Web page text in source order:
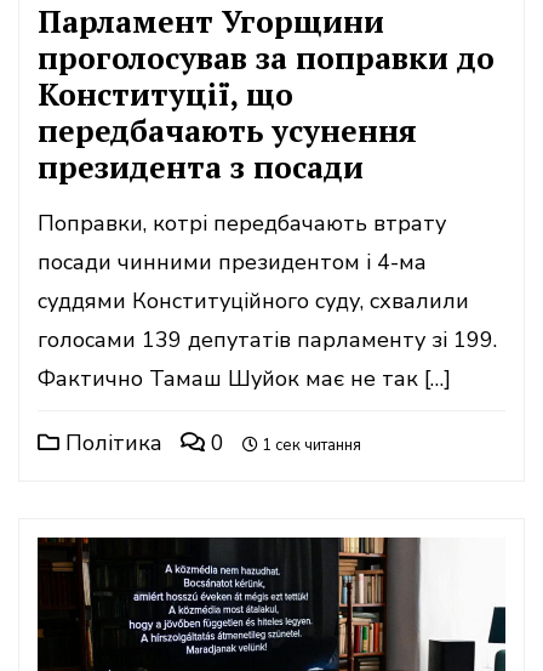
Парламент Угорщини
проголосував за поправки до
Конституції, що
передбачають усунення
президента з посади
Поправки, котрі передбачають втрату
посади чинними президентом і 4-ма
суддями Конституційного суду, схвалили
голосами 139 депутатів парламенту зі 199.
Фактично Тамаш Шуйок має не так […]
Політика 0 1 сек читання